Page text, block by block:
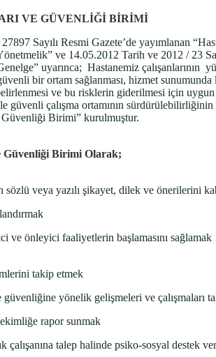
VE GÜVENLİĞİ BİRİMİ
Sayılı Resmi Gazete’de yayımlanan
ve 14.05.2012 Tarih ve 2012 / 23
uyarınca; Hastanemiz çalışanlarının
bir ortam sağlanması, hizmet sunumunda
ve bu risklerin giderilmesi için
güvenli çalışma ortamının sürdürülebilirliğinin
Güvenliği Birimi” kurulmuştur.
Güvenliği Birimi Olarak;
sözlü veya yazılı şikayet, dilek ve önerilerini
ve önleyici faaliyetlerin başlamasını
takip etmek
güvenliğine yönelik gelişmeleri ve çalışmaları
rapor sunmak
çalışanına talep halinde psiko-sosyal destek